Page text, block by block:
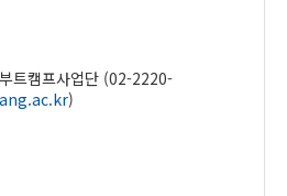
트캠프사업단 (02-2220-
)